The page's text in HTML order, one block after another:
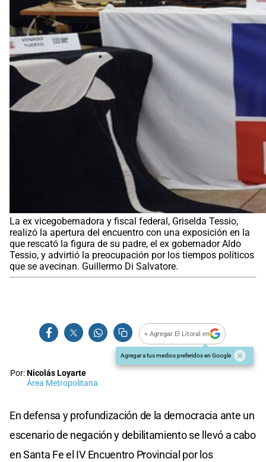
La ex vicegobernadora y fiscal federal, Griselda Tessio,
realizó la apertura del encuentro con una exposición en la
que rescató la figura de su padre, el ex gobernador Aldo
Tessio, y advirtió la preocupación por los tiempos políticos
que se avecinan. Guillermo Di Salvatore.
+ Agregar El Litoral en
Agregar a tus medios preferidos en Google
Por:Nicolás Loyarte
Área Metropolitana
En defensa y profundización de la democracia ante un
escenario de negación y debilitamiento se llevó a cabo
en Santa Fe el IV Encuentro Provincial por los